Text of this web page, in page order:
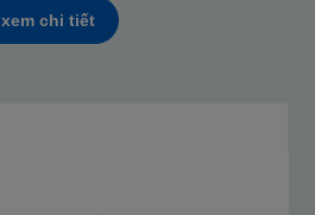
xem chi tiết